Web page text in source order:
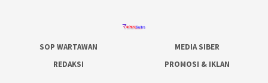
SOP WARTAWAN
MEDIA SIBER
REDAKSI
PROMOSI & IKLAN